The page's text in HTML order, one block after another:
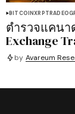
BITCOINXRP
ตำรวจแคนา
Exchange
by Avareum